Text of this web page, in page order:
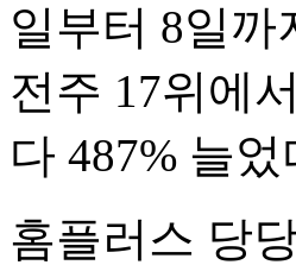
일부터 8일
전주 17위에
다 487% 늘었
홈플러스 당